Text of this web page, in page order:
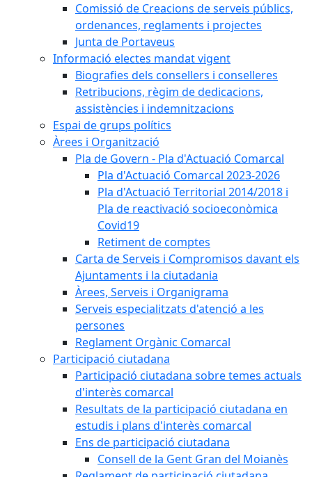
Comissió de Creacions de serveis públics,
ordenances, reglaments i projectes
Junta de Portaveus
Informació electes mandat vigent
Biografies dels consellers i conselleres
Retribucions, règim de dedicacions,
assistències i indemnitzacions
Espai de grups polítics
Àrees i Organització
Pla de Govern - Pla d'Actuació Comarcal
Pla d'Actuació Comarcal 2023-2026
Pla d'Actuació Territorial 2014/2018 i
Pla de reactivació socioeconòmica
Covid19
Retiment de comptes
Carta de Serveis i Compromisos davant els
Ajuntaments i la ciutadania
Àrees, Serveis i Organigrama
Serveis especialitzats d'atenció a les
persones
Reglament Orgànic Comarcal
Participació ciutadana
Participació ciutadana sobre temes actuals
d'interès comarcal
Resultats de la participació ciutadana en
estudis i plans d'interès comarcal
Ens de participació ciutadana
Consell de la Gent Gran del Moianès